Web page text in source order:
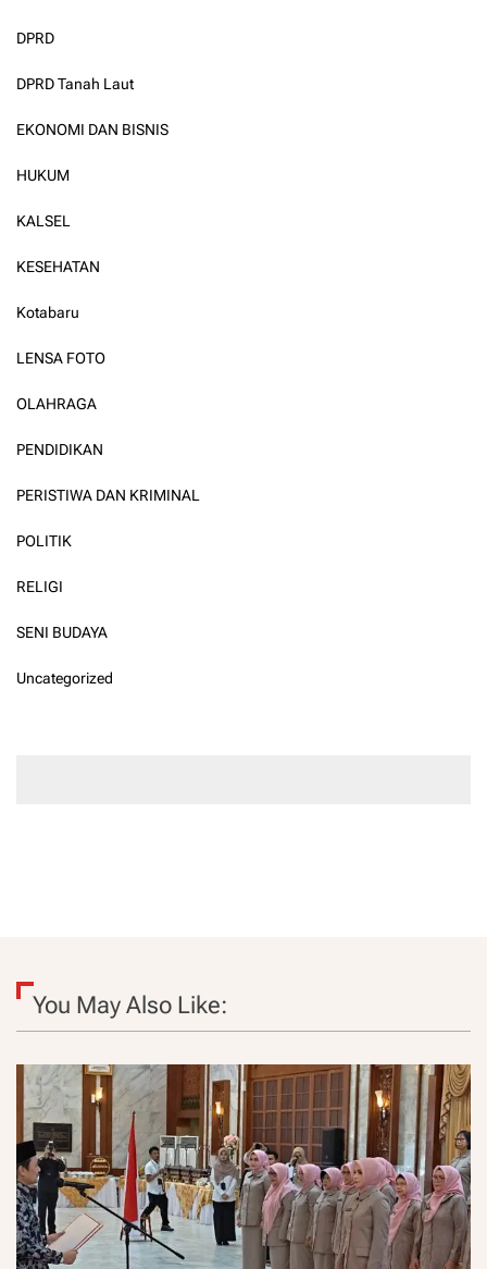
DPRD
DPRD Tanah Laut
EKONOMI DAN BISNIS
HUKUM
KALSEL
KESEHATAN
Kotabaru
LENSA FOTO
OLAHRAGA
PENDIDIKAN
PERISTIWA DAN KRIMINAL
POLITIK
RELIGI
SENI BUDAYA
Uncategorized
You May Also Like: